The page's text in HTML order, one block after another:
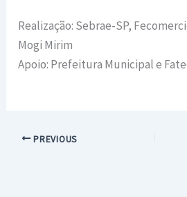
Realização: Sebrae-SP,
Mogi Mirim
Apoio: Prefeitura Municipal e
PREVIOUS